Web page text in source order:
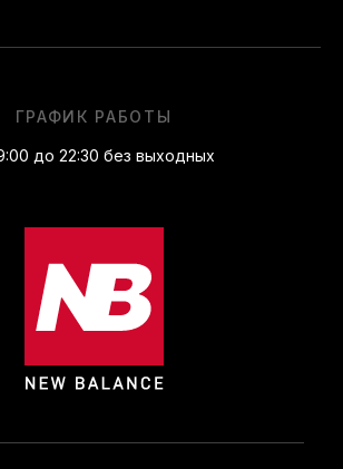
ГРАФИК РАБОТЫ
до 22:30 без выходных